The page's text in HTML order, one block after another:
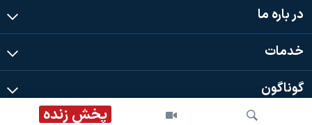
پخش زنده
در باره ما
خدمات
گوناگون